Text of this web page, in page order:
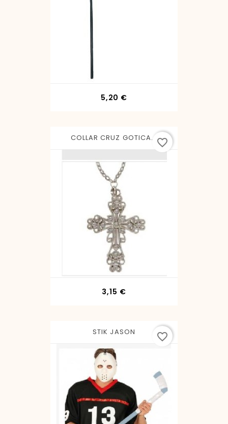
5,20 €
COLLAR CRUZ GOTICA...
3,15 €Precio
favorite_border
STIK JASON favorite_border